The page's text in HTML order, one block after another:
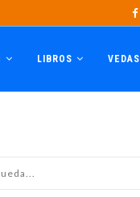
LIBROS VEDAS